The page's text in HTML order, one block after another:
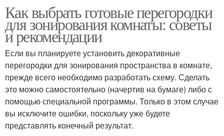
Как выбрать готовые перегородки
для зонирования комнаты: советы
и рекомендации
Если вы планируете установить декоративные
перегородки для зонирования пространства в комнате,
прежде всего необходимо разработать схему. Сделать
это можно самостоятельно (начертив на бумаге) либо с
помощью специальной программы. Только в этом случае
вы исключите ошибки, поскольку уже будете
представлять конечный результат.